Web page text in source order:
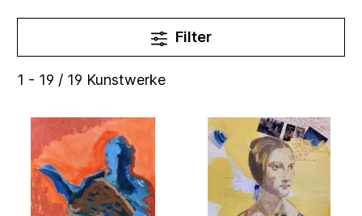
Filter
1 - 19 / 19 Kunstwerke